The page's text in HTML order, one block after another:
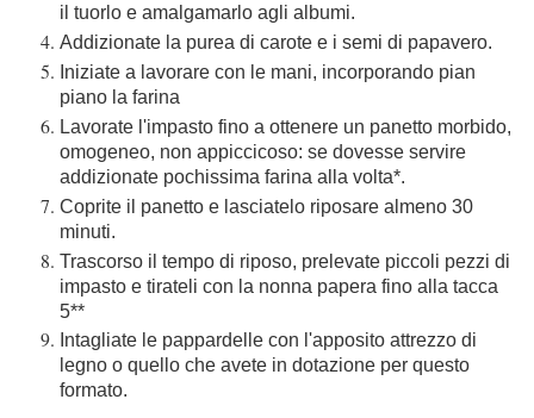
il tuorlo e amalgamarlo agli albumi.
Addizionate la purea di carote e i semi di papavero.
Iniziate a lavorare con le mani, incorporando pian
piano la farina
Lavorate l'impasto fino a ottenere un panetto morbido,
omogeneo, non appiccicoso: se dovesse servire
addizionate pochissima farina alla volta*.
Coprite il panetto e lasciatelo riposare almeno 30
minuti.
Trascorso il tempo di riposo, prelevate piccoli pezzi di
impasto e tirateli con la nonna papera fino alla tacca
5**
Intagliate le pappardelle con l'apposito attrezzo di
legno o quello che avete in dotazione per questo
formato.